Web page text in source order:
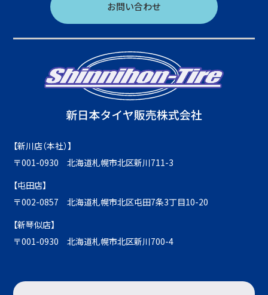
お問い合わせ
【新川店（本社）】
〒001-0930 北海道札幌市北区新川711-3
【屯田店】
〒002-0857 北海道札幌市北区屯田7条3丁目10-20
【新琴似店】
〒001-0930 北海道札幌市北区新川700-4